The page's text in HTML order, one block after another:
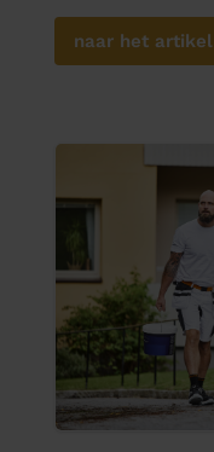
naar het artikel